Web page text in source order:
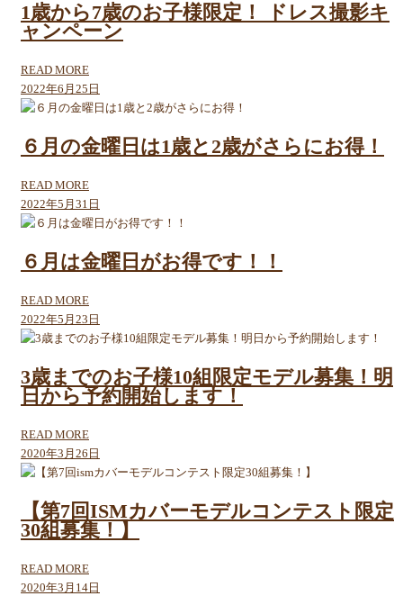
1歳から7歳のお子様限定！ ドレス撮影キ
ャンペーン
READ MORE
2022年6月25日
６月の金曜日は1歳と2歳がさらにお得！
READ MORE
2022年5月31日
６月は金曜日がお得です！！
READ MORE
2022年5月23日
3歳までのお子様10組限定モデル募集！明
日から予約開始します！
READ MORE
2020年3月26日
【第7回ISMカバーモデルコンテスト限定
30組募集！】
READ MORE
2020年3月14日